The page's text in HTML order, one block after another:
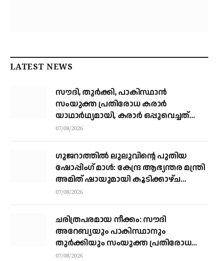
LATEST NEWS
സൗദി, തുര്‍ക്കി, പാകിസ്ഥാന്‍
സംയുക്ത പ്രതിരോധ കരാര്‍
യാഥാര്‍ഥ്യമായി, കരാര്‍ ഒപ്പുവെച്ചത്
വിശുദ്ധ ഹറമിന്റെ ചാരത്ത്
07/08/2026
ഗുജറാത്തിൽ ലുലുവിന്റെ പുതിയ
ഷോപ്പിംഗ് മാൾ: കേന്ദ്ര ആഭ്യന്തര മന്ത്രി
അമിത് ഷായുമായി കൂടിക്കാഴ്ച
നടത്തി എം.എ യൂസഫലി
07/08/2026
ചരിത്രപരമായ നീക്കം: സൗദി
അറേബ്യയും പാകിസ്ഥാനും
തുർക്കിയും സംയുക്ത പ്രതിരോധ
കരാറിൽ ഒപ്പുവെക്കുന്നു,
07/08/2026